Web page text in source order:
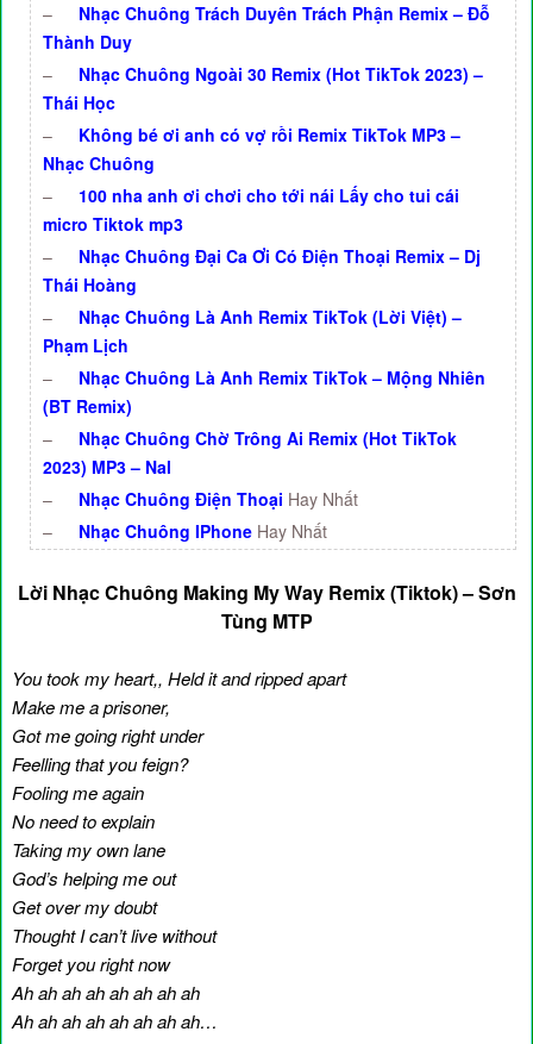
–
Nhạc Chuông Trách Duyên Trách Phận Remix – Đỗ
Thành Duy
–
Nhạc Chuông Ngoài 30 Remix (Hot TikTok 2023) –
Thái Học
–
Không bé ơi anh có vợ rồi Remix TikTok MP3 –
Nhạc Chuông
–
100 nha anh ơi chơi cho tới nái Lấy cho tui cái
micro Tiktok mp3
–
Nhạc Chuông Đại Ca Ơi Có Điện Thoại Remix – Dj
Thái Hoàng
–
Nhạc Chuông Là Anh Remix TikTok (Lời Việt) –
Phạm Lịch
–
Nhạc Chuông Là Anh Remix TikTok – Mộng Nhiên
(BT Remix)
–
Nhạc Chuông Chờ Trông Ai Remix (Hot TikTok
2023) MP3 – Nal
–
Nhạc Chuông Điện Thoại Hay Nhất
–
Nhạc Chuông IPhone Hay Nhất
Lời Nhạc Chuông Making My Way Remix (Tiktok) – Sơn
Tùng MTP
You took my heart,, Held it and ripped apart
Make me a prisoner,
Got me going right under
Feelling that you feign?
Fooling me again
No need to explain
Taking my own lane
God’s helping me out
Get over my doubt
Thought I can’t live without
Forget you right now
Ah ah ah ah ah ah ah ah
Ah ah ah ah ah ah ah ah…